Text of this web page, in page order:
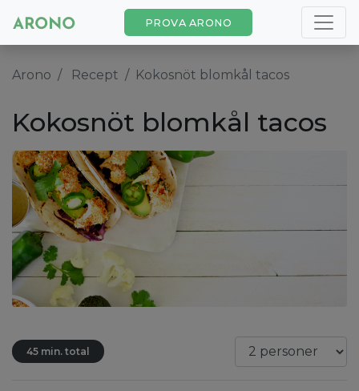
PROVA ARONO
Arono Recept Kokosnöt blomkål tacos
Kokosnöt blomkål tacos
45 min. total